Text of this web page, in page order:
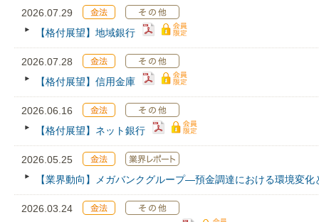
2026.07.29
【格付展望】地域銀行
2026.07.28
【格付展望】信用金庫
2026.06.16
【格付展望】ネット銀行
2026.05.25
【業界動向】メガバンクグループ―預金調達における環境変
2026.03.24